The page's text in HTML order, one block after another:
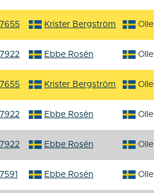
7655 Krister Bergström
7922 Ebbe Rosén
7655 Krister Bergström
7922 Ebbe Rosén
7922 Ebbe Rosén
7591 Ebbe Rosén